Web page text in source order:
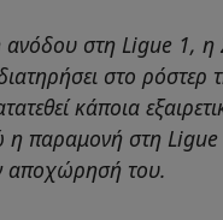
στη Ligue 1, η
στο ρόστερ
κάποια
η παραμονή στη
αποχώρησή του.